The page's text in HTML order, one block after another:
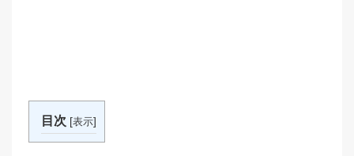
目次 [表示]